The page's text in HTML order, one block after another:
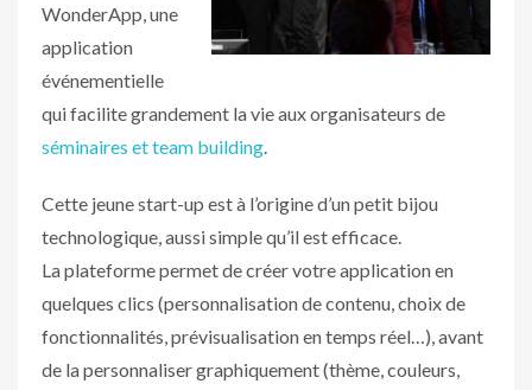
WonderApp, une
application
événementielle
qui facilite grandement la vie aux organisateurs de
séminaires et team building.
Cette jeune start-up est à l’origine d’un petit bijou
technologique, aussi simple qu’il est efficace.
La plateforme permet de créer votre application en
quelques clics (personnalisation de contenu, choix de
fonctionnalités, prévisualisation en temps réel…), avant
de la personnaliser graphiquement (thème, couleurs,